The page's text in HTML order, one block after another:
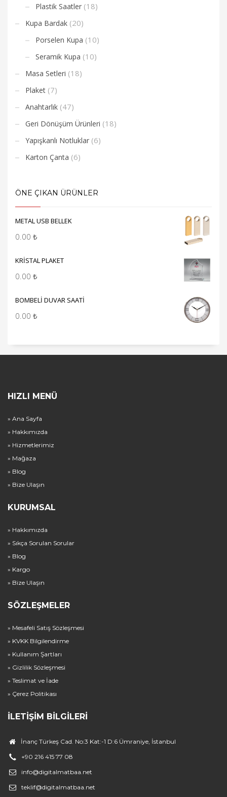
Plastik Saatler (18)
Kupa Bardak (20)
Porselen Kupa (10)
Seramik Kupa (10)
Masa Setleri (18)
Plaket (7)
Anahtarlık (47)
Geri Dönüşüm Ürünleri (18)
Yapışkanlı Notluklar (6)
Karton Çanta (6)
ÖNE ÇIKAN ÜRÜNLER
METAL USB BELLEK
0.00 ₺
KRİSTAL PLAKET
0.00 ₺
BOMBELİ DUVAR SAATİ
0.00 ₺
HIZLI MENÜ
» Ana Sayfa
» Hakkımızda
» Hizmetlerimiz
» Mağaza
» Blog
» Bize Ulaşın
KURUMSAL
» Hakkımızda
» Sıkça Sorulan Sorular
» Blog
» Kargo
» Bize Ulaşın
SÖZLEŞMELER
» Mesafeli Satış Sözleşmesi
» KVKK Bilgilendirme
» Kullanım Şartları
» Gizlilik Sözleşmesi
» Teslimat ve İade
» Çerez Politikası
İLETIŞIM BILGILERI
İnanç Türkeş Cad. No:3 Kat:-1 D:6 Ümraniye, İstanbul
+90 216 415 77 08
info@digitalmatbaa.net
teklif@digitalmatbaa.net